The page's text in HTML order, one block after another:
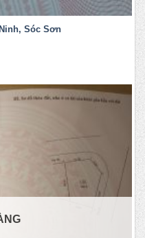
Sóc Sơn